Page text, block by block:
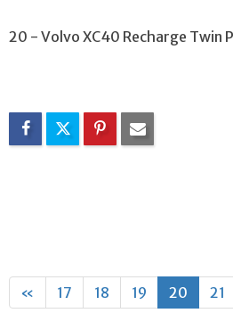
20 - Volvo XC40 Recharge Twin
« 17 18 19 20 21